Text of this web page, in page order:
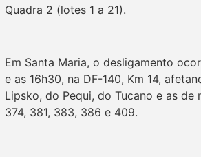
Quadra 2 (lotes 1 a 21).
Em Santa Maria, o desligamento
e as 16h30, na DF-140, Km 14,
Lipsko, do Pequi, do Tucano e as de
374, 381, 383, 386 e 409.